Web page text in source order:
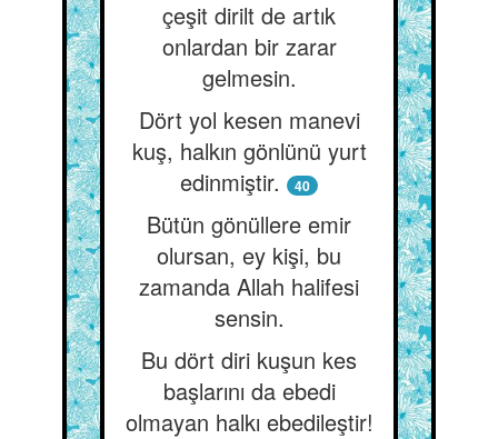
çeşit dirilt de artık
onlardan bir zarar
gelmesin.
Dört yol kesen manevi
kuş, halkın gönlünü yurt
edinmiştir.
40
Bütün gönüllere emir
olursan, ey kişi, bu
zamanda Allah halifesi
sensin.
Bu dört diri kuşun kes
başlarını da ebedi
olmayan halkı ebedileştir!